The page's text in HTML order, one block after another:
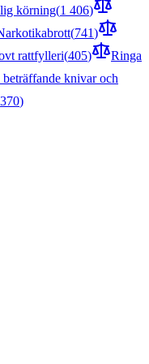
körning(1 406)
(741)
rattfylleri(405)
Ringa
knivar och
370)